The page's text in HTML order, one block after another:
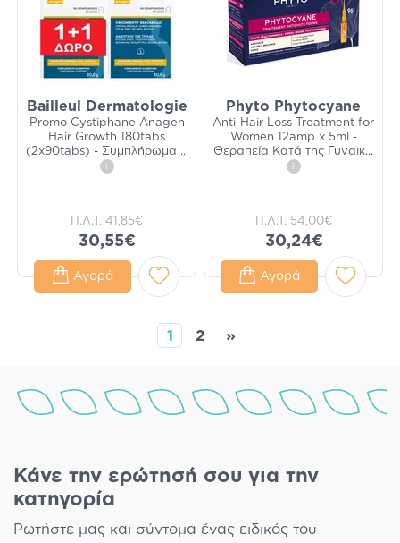
Bailleul Dermatologie
Promo Cystiphane Anagen
Hair Growth 180tabs
(2x90tabs) - Συμπλήρωμα ...
i
Π.Λ.Τ. 41,85€
30,55€
Αγορά
Phyto Phytocyane
Anti-Hair Loss Treatment for
Women 12amp x 5ml -
Θεραπεία Κατά της Γυναικ...
i
Π.Λ.Τ. 54,00€
30,24€
Αγορά
1 2 »
Κάνε την ερώτησή σου για την
κατηγορία
Ρωτήστε μας και σύντομα ένας ειδικός του